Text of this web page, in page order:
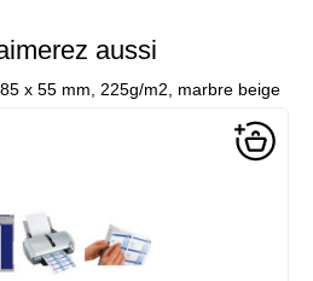
aussi
x 55 mm, 225g/m2, marbre beige